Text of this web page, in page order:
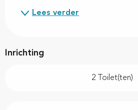
Lees verder
Inrichting
2 Toilet(ten)